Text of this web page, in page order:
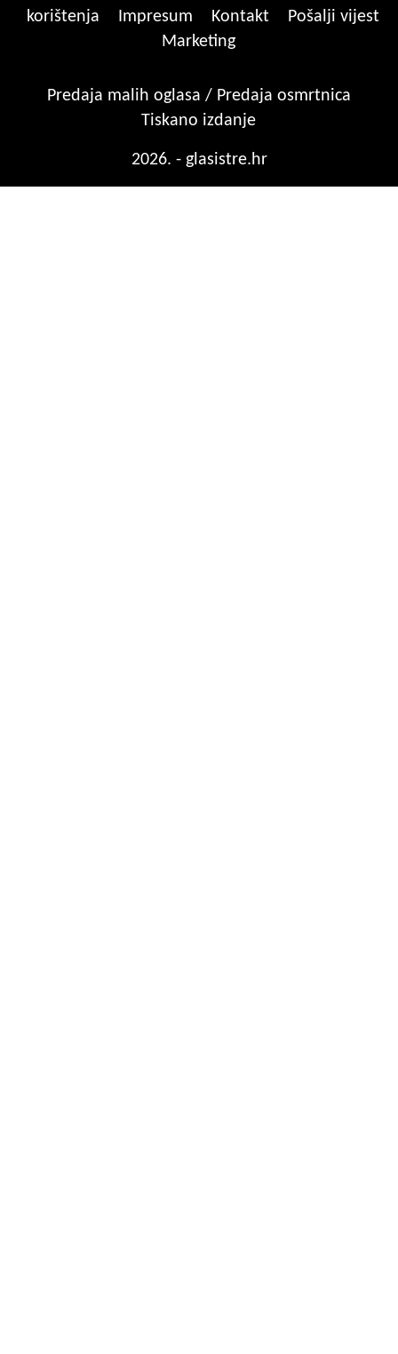
korištenja
Impresum Kontakt
Pošalji vijest
Marketing
Predaja malih oglasa / Predaja osmrtnica
Tiskano izdanje
2026. - glasistre.hr